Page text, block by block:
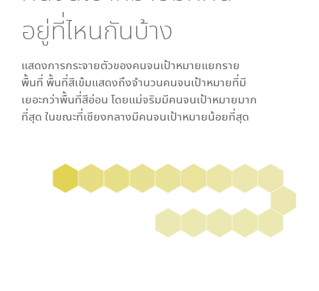
อยู่ที่ไหนกันบ้าง
แสดงการกระจายตัวของคนจนเป้าหมายแยกราย
พื้นที่ พื้นที่สีเข้มแสดงถึงจำนวนคนจนเป้าหมายที่มี
เยอะกว่าพื้นที่สีอ่อน โดยแม่จริมมีคนจนเป้าหมายมาก
ที่สุด ในขณะที่เชียงกลางมีคนจนเป้าหมายน้อยที่สุด